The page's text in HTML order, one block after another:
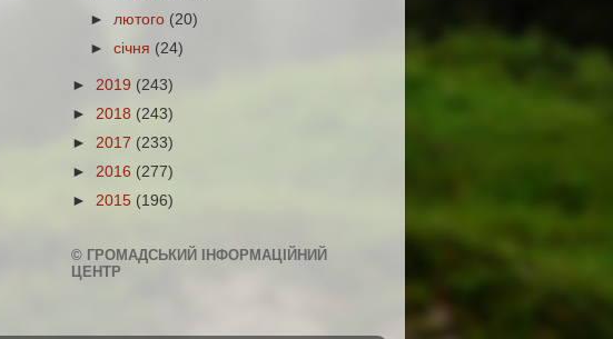
► лютого (20)
►січня (24)
► 2019 (243)
► 2018 (243)
► 2017 (233)
► 2016 (277)
► 2015 (196)
© ГРОМАДСЬКИЙ ІНФОРМАЦІЙНИЙ
ЦЕНТР